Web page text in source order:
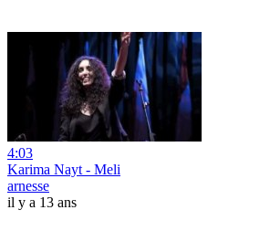
4:03
Karima Nayt - Meli
arnesse
il y a 13 ans